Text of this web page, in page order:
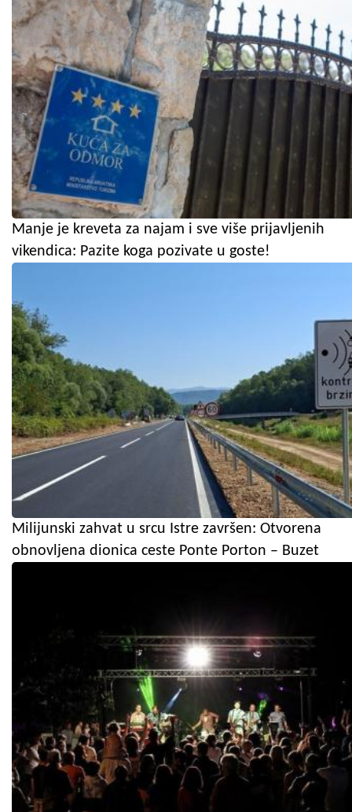
Manje je kreveta za najam i sve više prijavljenih
vikendica: Pazite koga pozivate u goste!
Milijunski zahvat u srcu Istre završen: Otvorena
obnovljena dionica ceste Ponte Porton – Buzet